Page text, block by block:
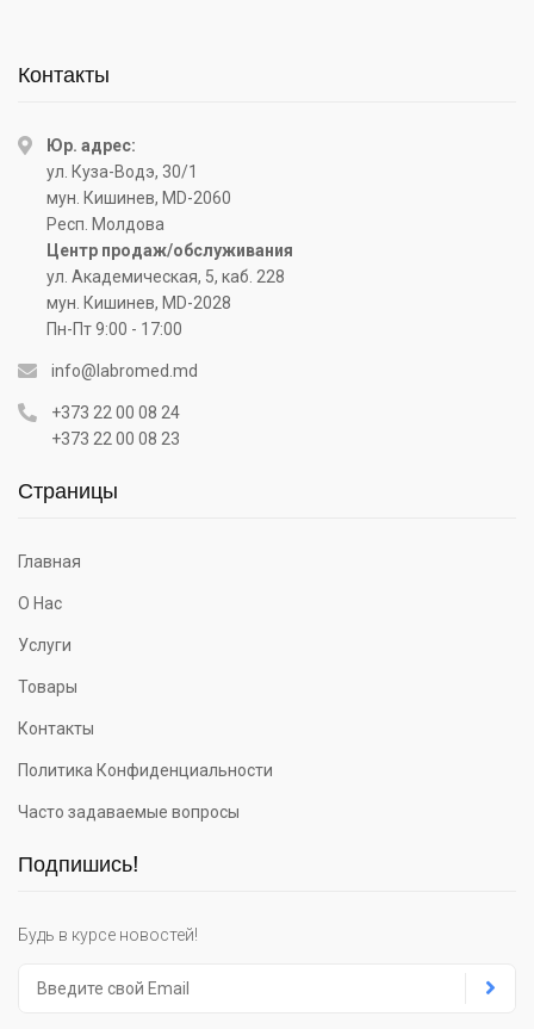
Контакты
Юр. адрес:
ул. Куза-Водэ, 30/1
мун. Кишинев, MD-2060
Респ. Молдова
Центр продаж/обслуживания
ул. Академическая, 5, каб. 228
мун. Кишинев, MD-2028
Пн-Пт 9:00 - 17:00
info@labromed.md
+373 22 00 08 24
+373 22 00 08 23
Страницы
Главная
О Нас
Услуги
Товары
Контакты
Политика Конфиденциальности
Часто задаваемые вопросы
Подпишись!
Будь в курсе новостей!